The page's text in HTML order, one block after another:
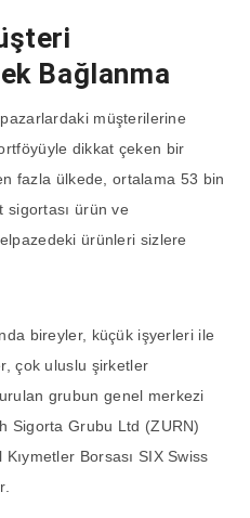
Bağlanma
müşterilerine
dikkat çeken bir
fazla ülkede, ortalama 53 bin
sigortası ürün ve
ürünleri sizlere
bireyler, küçük işyerleri ile
çok uluslu şirketler
grubun genel merkezi
Sigorta Grubu Ltd (ZURN)
Borsası SIX Swiss